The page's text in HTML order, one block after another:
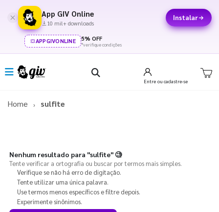
App GIV Online
10 mil+ downloads
Instalar
APPGIVONLINE 5% OFF
*verifique condições
Entre ou cadastre-se
Home sulfite
Nenhum resultado para "sulfite"🧐
Tente verificar a ortografia ou buscar por termos mais simples.
Verifique se não há erro de digitação.
Tente utilizar uma única palavra.
Use termos menos específicos e filtre depois.
Experimente sinônimos.